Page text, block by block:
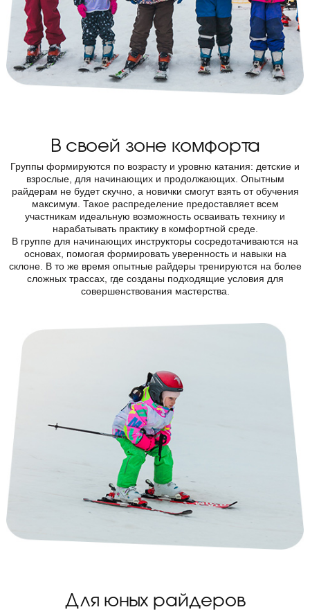
В своей зоне комфорта
Группы формируются по возрасту и уровню катания: детские и
взрослые, для начинающих и продолжающих. Опытным
райдерам не будет скучно, а новички смогут взять от обучения
максимум. Такое распределение предоставляет всем
участникам идеальную возможность осваивать технику и
нарабатывать практику в комфортной среде.
В группе для начинающих инструкторы сосредотачиваются на
основах, помогая формировать уверенность и навыки на
склоне. В то же время опытные райдеры тренируются на более
сложных трассах, где созданы подходящие условия для
совершенствования мастерства.
Для юных райдеров